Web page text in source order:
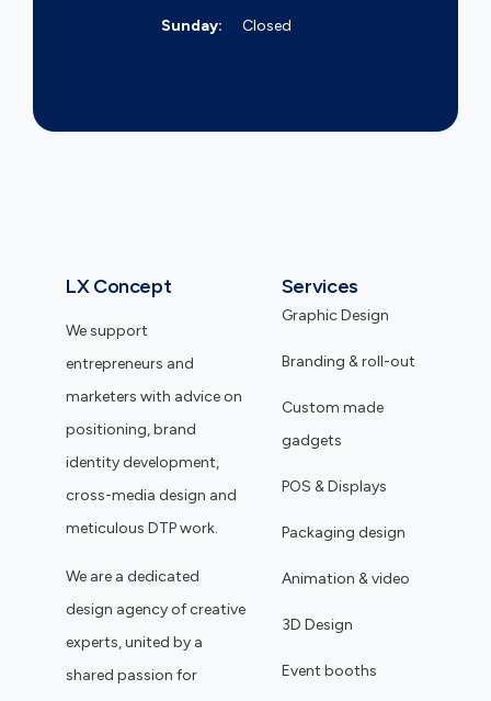
Sunday:
Closed
LX Concept
We support
entrepreneurs and
marketers with advice on
positioning, brand
identity development,
cross-media design and
meticulous DTP work.
We are a dedicated
design agency of creative
experts, united by a
shared passion for
Services
Graphic Design
Branding & roll-out
Custom made
gadgets
POS & Displays
Packaging design
Animation & video
3D Design
Event booths